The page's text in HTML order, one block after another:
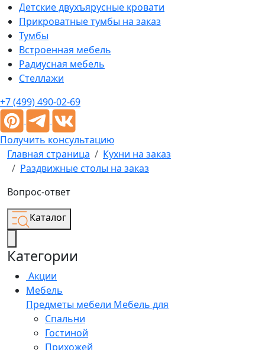
Детские двухъярусные кровати
Прикроватные тумбы на заказ
Тумбы
Встроенная мебель
Радиусная мебель
Стеллажи
+7 (499) 490-02-69
Получить консультацию
Главная страница
Кухни на заказ
Раздвижные столы на заказ
Вопрос-ответ
Каталог
Категории
Акции
Мебель
Предметы мебели Мебель для
Спальни
Гостиной
Прихожей